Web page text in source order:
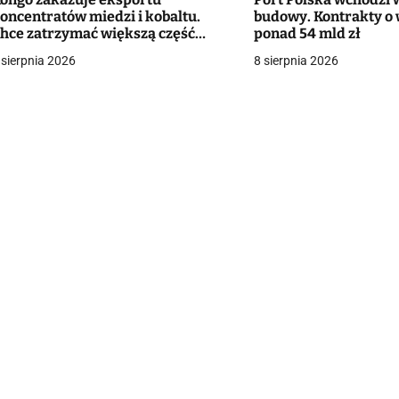
miedzi i kobaltu.
zatrzymać większą część
2026
budowy. Kontrakty o
ponad 54 mld zł
8 sierpnia 2026